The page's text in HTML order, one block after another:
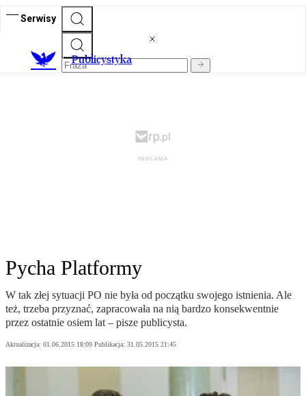
Serwisy
Publicystyka
Pycha Platformy
W tak złej sytuacji PO nie była od początku swojego istnienia. Ale
też, trzeba przyznać, zapracowała na nią bardzo konsekwentnie
przez ostatnie osiem lat – pisze publicysta.
Aktualizacja: 01.06.2015 18:09 Publikacja: 31.05.2015 21:45